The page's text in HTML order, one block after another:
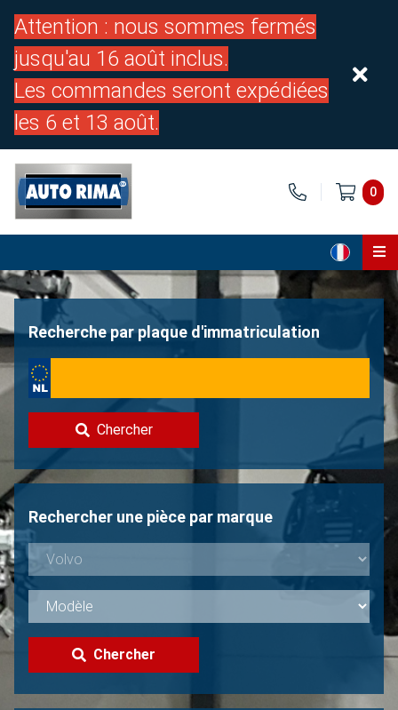
Attention : nous sommes fermés
jusqu'au 16 août inclus.
Les commandes seront expédiées
les 6 et 13 août.
0
Page d'accueil
À propos de nous
Vendre une Volvo?
Non trouvée?
Recherche par plaque d'immatriculation
Chercher
Rechercher une pièce par marque
Chercher